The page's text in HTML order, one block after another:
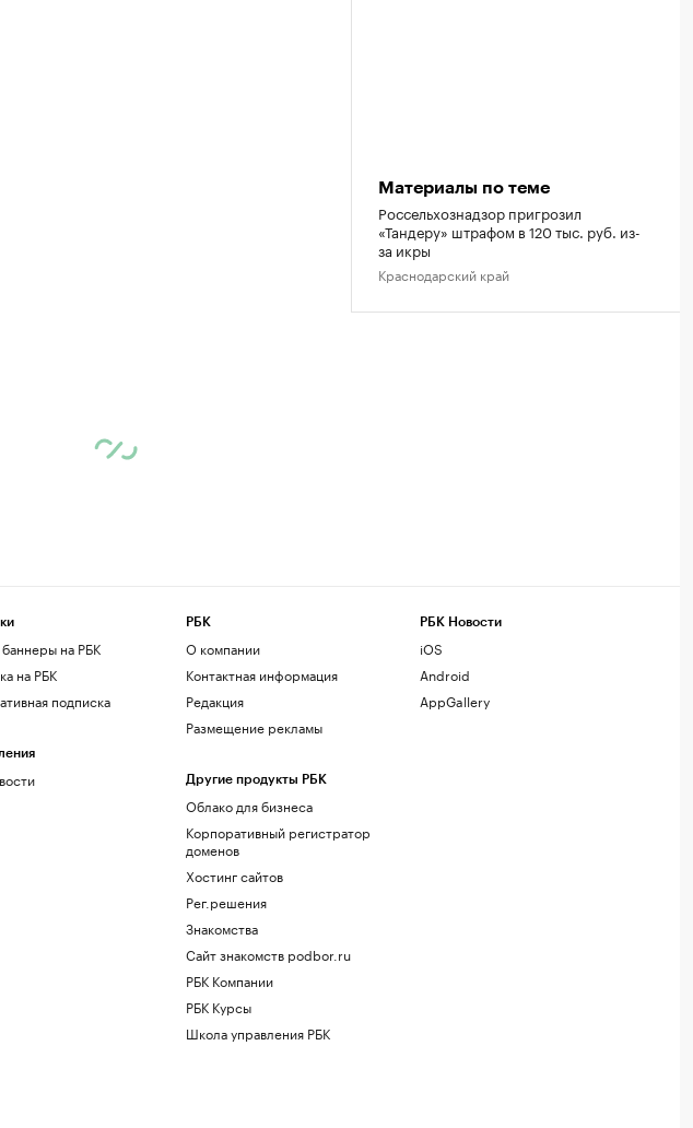
Материалы по теме
Россельхознадзор пригрозил
«Тандеру» штрафом в 120 тыс. руб. из-
за икры
Краснодарский край
на РБК
на РБК
подписка
РБК
О компании
Контактная информация
Редакция
Размещение рекламы
Другие продукты РБК
Облако для бизнеса
Корпоративный регистратор
доменов
Хостинг сайтов
Рег.решения
Знакомства
Сайт знакомств podbor.ru
РБК Компании
РБК Курсы
Школа управления РБК
РБК Новости
iOS
Android
AppGallery